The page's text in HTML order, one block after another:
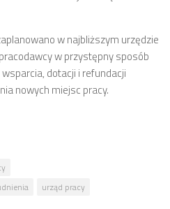
w najbliższym urzędzie
w przystępny sposób
dotacji i refundacji
nowych miejsc pracy.
urząd pracy